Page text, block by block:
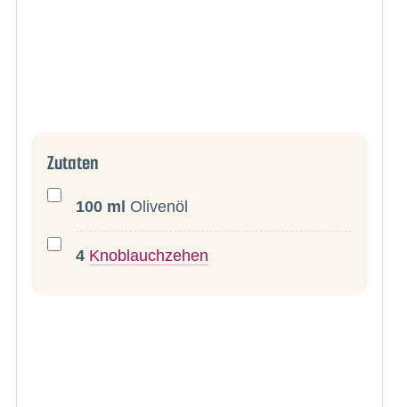
Zutaten
100 ml Olivenöl
4 Knoblauchzehen